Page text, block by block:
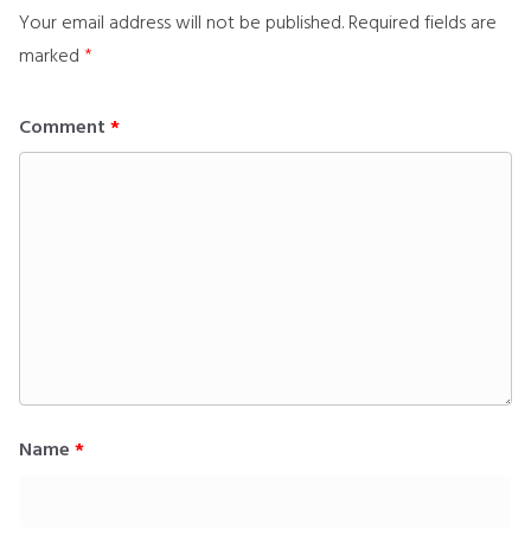
Your email address will not be published. Required fields are
marked *
Comment *
Name *